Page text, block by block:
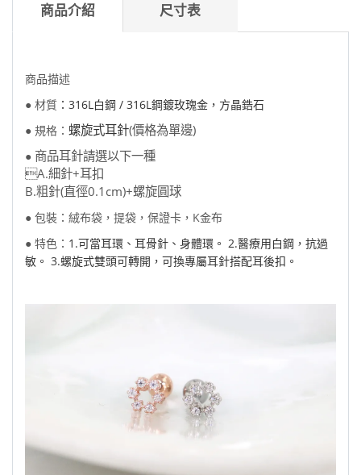
商品介紹 尺寸表
商品描述
● 材質 ：316L白鋼 / 316L鋼鍍玫瑰金，方晶鋯石
● 規格： 螺旋式耳針(價格為單邊)
● 商品耳針請選以下一種
A.細針+耳扣
B.粗針(直徑0.1cm)+螺旋圓球
● 包裝：絨布袋，提袋，保證卡，K金布
● 特色： 1.可當耳環、耳骨針、身體環。 2.醫療用白鋼，抗過
敏。 3.螺旋式雙頭可轉開，可換專屬耳針搭配耳後扣。